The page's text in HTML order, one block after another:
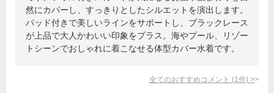
然にカバーし、すっきりとしたシルエットを演出します。
パッド付きで美しいラインをサポートし、ブラックレース
が上品で大人かわいい印象をプラス。海やプール、リゾー
トシーンでおしゃれに着こなせる体型カバー水着です。
全てのおすすめコメント (1 件) >